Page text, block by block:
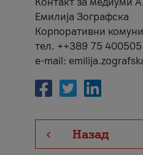
Емилија Зографска
Корпоративни
тел. ++389 75 400505
e-mail:
Назад